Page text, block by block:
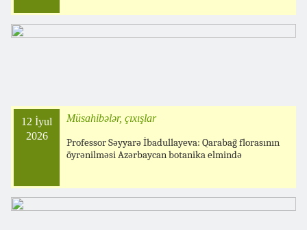
12 İyul
2026
Müsahibələr, çıxışlar
Professor Səyyarə İbadullayeva: Qarabağ florasının
öyrənilməsi Azərbaycan botanika elmində